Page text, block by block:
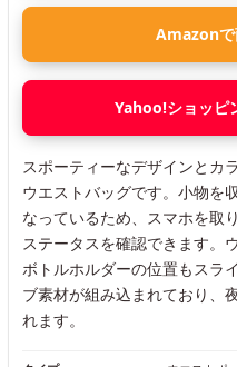
Amazonで
Yahoo!ショッピ
スポーティーなデザインとカ
ウエストバッグです。小物を
なっているため、スマホを取
ステータスを確認できます。
ボトルホルダーの位置もスラ
ブ素材が組み込まれており、
れます。